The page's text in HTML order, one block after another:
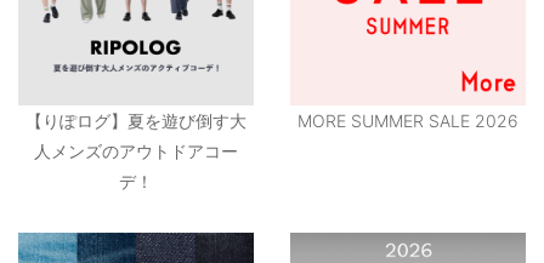
【りぽログ】夏を遊び倒す大
人メンズのアウトドアコー
デ！
MORE SUMMER SALE 2026